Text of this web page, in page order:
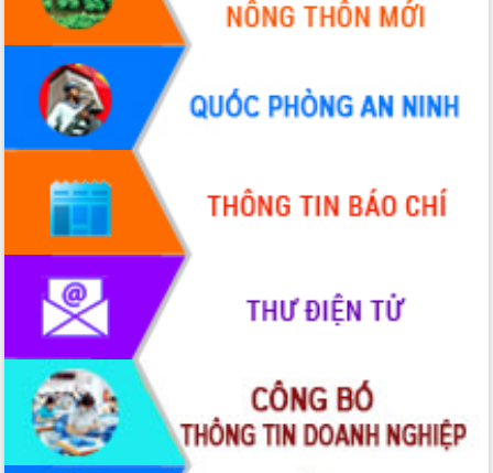
Đắk Lắk: Tôn vinh 46 giải pháp tại Hội
thi Sáng tạo Kỹ thuật 2024 - 2025
Đắk Lắk rà soát, điều chỉnh Đề án 190
về phát triển nuôi trồng thủy sản
Phó Chủ tịch UBND tỉnh Đắk Lắk
Trương Công Thái kiểm tra thực địa
Dự án cao tốc Khánh Hòa - Buôn Ma
Thuột
Định vị cà phê Việt Nam như một “di
sản sống” trong dòng chảy toàn cầu
Xây dựng nông thôn mới: Nâng cao đời
sống người dân từ những mô hình thiết
thực
Quyết liệt tháo gỡ vướng mắc, đẩy
nhanh tiến độ các dự án trọng điểm
trong Khu kinh tế Nam Phú Yên
Hòn Yến phát triển du lịch gắn với bảo
tồn biển
Lấy ý kiến điều chỉnh Quy hoạch tỉnh